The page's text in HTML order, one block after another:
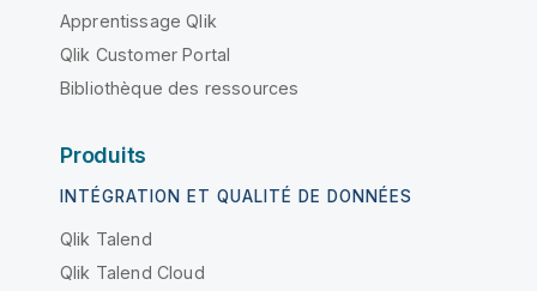
Apprentissage Qlik
Qlik Customer Portal
Bibliothèque des ressources
Produits
INTÉGRATION ET QUALITÉ DE DONNÉES
Qlik Talend
Qlik Talend Cloud